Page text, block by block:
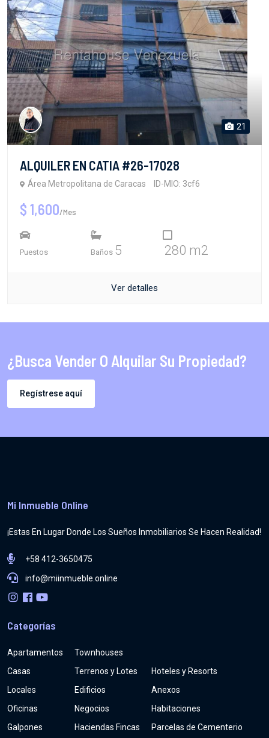
21
ALQUILER EN CATIA #26-17028
Área Metropolitana de Caracas ID-MIO: 3cf6
$ 1,600/Mes
Puestos Baños 5 280 m2
Ver detalles
¿Busca Vender O Alquilar Su Propiedad?
Regístrese aquí
Mi Inmueble Online
¡Estas En Lugar Donde Los Sueños Inmobiliarios Se Hacen Realidad!
+58 412-3650475
info@miinmueble.online
Categorías
Apartamentos
Casas
Locales
Oficinas
Galpones
Townhouses
Terrenos y Lotes
Edificios
Negocios
Haciendas Fincas
Hoteles y Resorts
Anexos
Habitaciones
Parcelas de Cementerio